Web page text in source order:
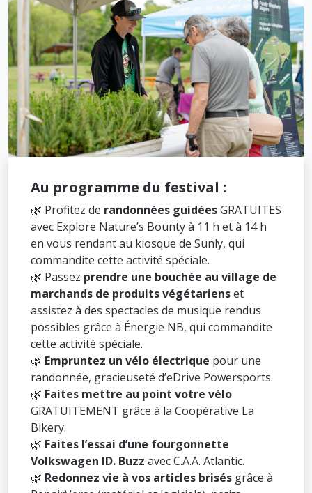
Au programme du festival :
🌿 Profitez de randonnées guidéesGRATUITES
avec Explore Nature’s Bounty à 11 h et à 14 h
en vous rendant au kiosque de Sunly, qui
commandite cette activité spéciale.
🌿 Passez prendre une bouchée au village de
marchands de produits végétarienset
assistez à des spectacles de musique rendus
possibles grâce à Énergie NB, qui commandite
cette activité spéciale.
🌿 Empruntez un vélo électrique pour une
randonnée, gracieuseté d’eDrive Powersports.
🌿 Faites mettre au point votre vélo
GRATUITEMENT grâce à la Coopérative La
Bikery.
🌿 Faites l’essai d’une fourgonnette
Volkswagen ID. Buzz avec C.A.A. Atlantic.
🌿 Redonnez vie à vos articles brisés grâce à